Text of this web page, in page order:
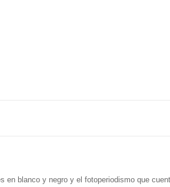
en blanco y negro y el fotoperiodismo que